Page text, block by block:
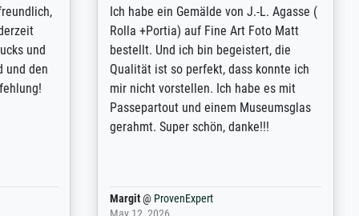
is
go-to
on -
Qualité absolument irréprochable.
Extraordinaire diversité des thèmes
abordés et personnalisation des
demandes (recadrage, réajustement des
couleurs). Relation clientèle parfaite.
Transport, réception sans aucun
problème. Merci à toute l'équipe ! Hervé
Anonym@ProvenExpert